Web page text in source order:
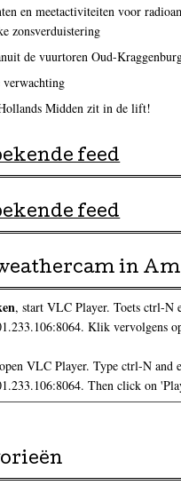
en meetactiviteiten voor
zonsverduistering
de vuurtoren Oud-
verwachting
Midden zit in de lift!
feed
feed
in
, start VLC Player. Toets ctrl-N
Klik vervolgens
VLC Player. Type ctrl-N and
Then click on